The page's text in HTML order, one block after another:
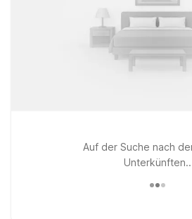
Auf der Suche nach
Unterkünften..